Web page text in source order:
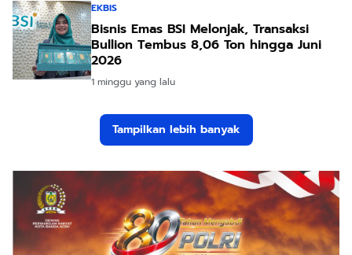
EKBIS
Bisnis Emas BSI Melonjak, Transaksi
Bullion Tembus 8,06 Ton hingga Juni
2026
1 minggu yang lalu
Tampilkan lebih banyak